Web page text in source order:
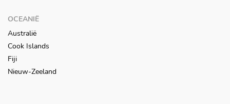
OCEANIË
Australië
Cook Islands
Fiji
Nieuw-Zeeland